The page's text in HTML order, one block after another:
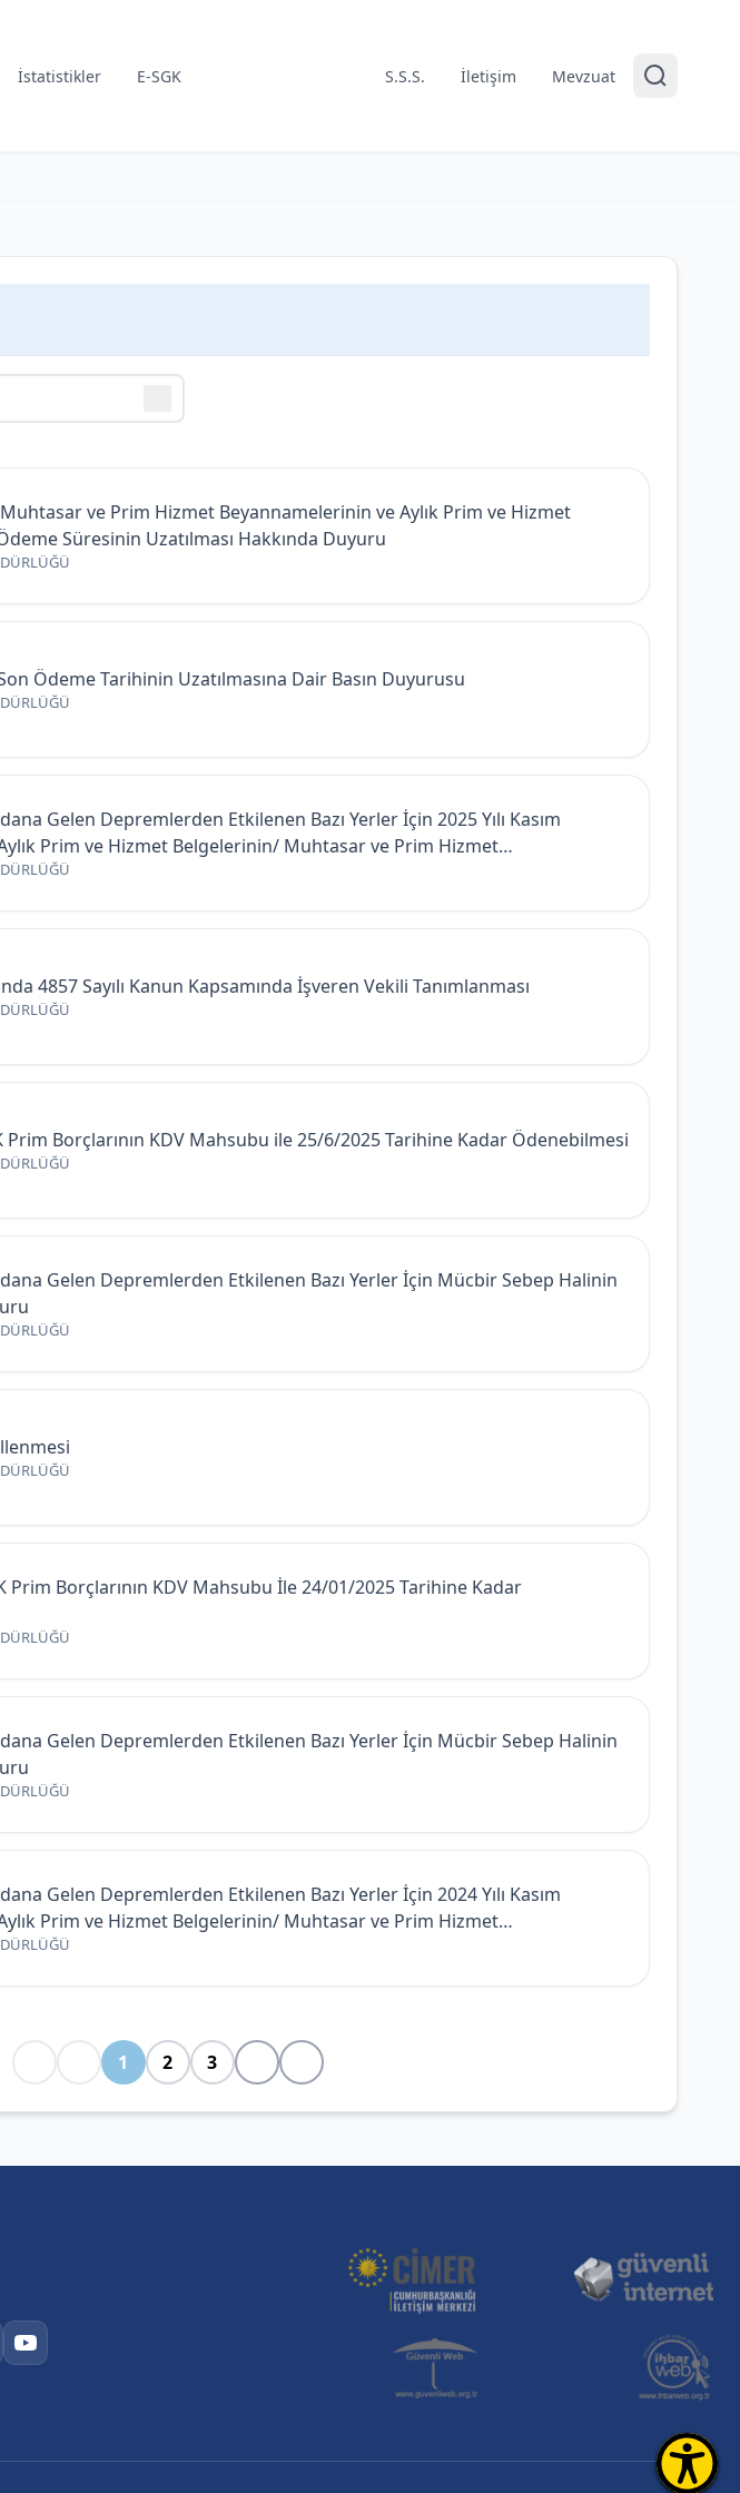
İstatistikler E-SGK S.S.S. İletişim Mevzuat
ve Prim Hizmet Beyannamelerinin ve Aylık Prim ve Hizmet
Süresinin Uzatılması Hakkında Duyuru
Ödeme Tarihinin Uzatılmasına Dair Basın Duyurusu
Gelen Depremlerden Etkilenen Bazı Yerler İçin 2025 Yılı Kasım
Prim ve Hizmet Belgelerinin/ Muhtasar ve Prim Hizmet
ve İlgili Aya/Döneme İlişkin Primlerin Son Ödeme Tarihlerinin
4857 Sayılı Kanun Kapsamında İşveren Vekili Tanımlanması
Borçlarının KDV Mahsubu ile 25/6/2025 Tarihine Kadar Ödenebilmesi
Gelen Depremlerden Etkilenen Bazı Yerler İçin Mücbir Sebep Halinin
Prim Borçlarının KDV Mahsubu İle 24/01/2025 Tarihine Kadar
Gelen Depremlerden Etkilenen Bazı Yerler İçin Mücbir Sebep Halinin
Gelen Depremlerden Etkilenen Bazı Yerler İçin 2024 Yılı Kasım
Prim ve Hizmet Belgelerinin/ Muhtasar ve Prim Hizmet
ve İlgili Aya/Döneme İlişkin Primlerin Son Ödeme Tarihlerinin
1 2 3